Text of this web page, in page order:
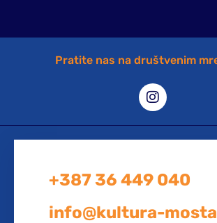
Pratite nas na društvenim
+387 36 449 040
info@kultura-